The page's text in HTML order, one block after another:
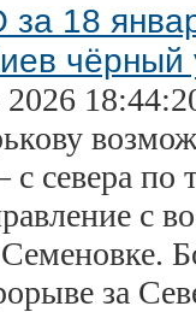
18
чёрный
севера по
с
за